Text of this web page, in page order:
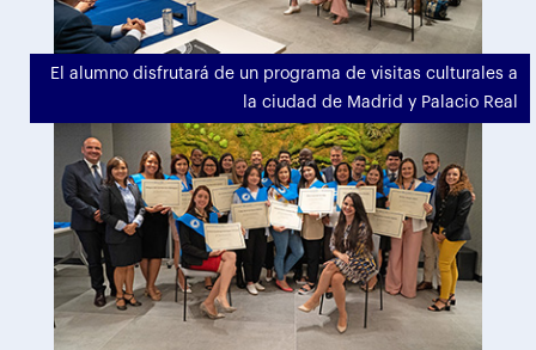
El alumno disfrutará de un programa de visitas culturales a
la ciudad de Madrid y Palacio Real